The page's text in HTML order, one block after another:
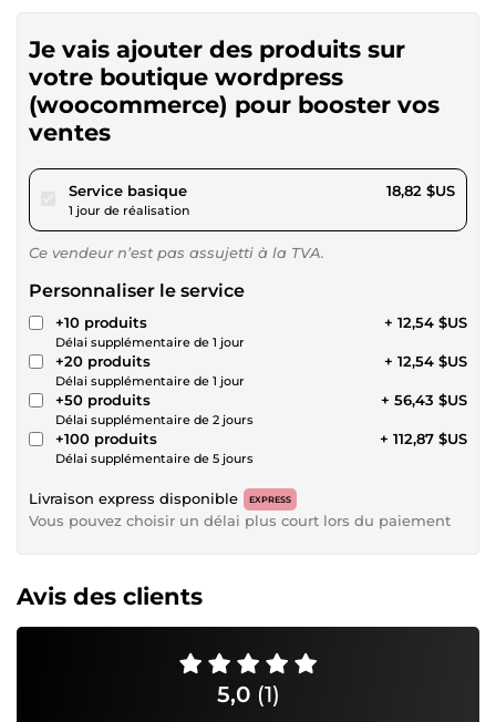
Je vais ajouter des produits sur
votre boutique wordpress
(woocommerce) pour booster vos
ventes
Service basiquepour 17,34 $US
1 jour de réalisation
18,82 $US
Ce vendeur n’est pas assujetti à la TVA.
Personnaliser le service
+10 produits
Délai supplémentaire de 1 jour
+ 12,54 $US
+20 produits
Délai supplémentaire de 1 jour
+ 12,54 $US
+50 produits
Délai supplémentaire de 2 jours
+ 56,43 $US
+100 produits
Délai supplémentaire de 5 jours
+ 112,87 $US
Livraison express disponible EXPRESS
Vous pouvez choisir un délai plus court lors du paiement
Avis des clients
5,0 (1)